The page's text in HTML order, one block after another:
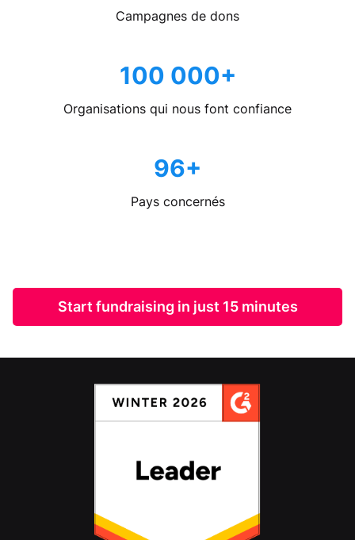
Campagnes de dons
100 000+
Organisations qui nous font confiance
96+
Pays concernés
Start fundraising in just 15 minutes